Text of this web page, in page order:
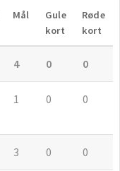
Mål
Gule
kort
Røde
kort
4 0 0
1 0 0
3 0 0